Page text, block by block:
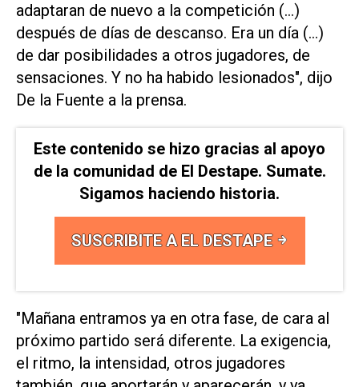
adaptaran de nuevo ‌a la competición (...)
después de días de descanso. Era ⁠un día (...)
de dar posibilidades a otros ⁠jugadores, de
sensaciones. Y no ha habido lesionados", dijo
De la Fuente a la prensa.
Este contenido se hizo gracias al apoyo
de la comunidad de El Destape. Sumate.
Sigamos haciendo historia.
SUSCRIBITE A EL DESTAPE
"Mañana entramos ya en otra fase, de cara al
próximo ⁠partido será diferente. La exigencia,
el ritmo, la intensidad, otros ​jugadores